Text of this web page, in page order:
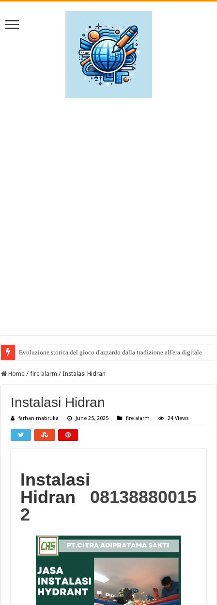
Evoluzione storica del gioco d'azzardo dalla tradizione all'era digitale
Home / fire alarm / Instalasi Hidran
Instalasi Hidran
farhan mabruka June 25, 2025 fire alarm 24 Views
Instalasi
Hidran 08138880015
2